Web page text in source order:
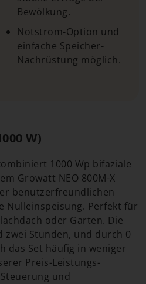
Bewölkung.
Notstrom-Option und
einfache Speicher-
Nachrüstung möglich.
W)
1000 Wp bifaziale
Growatt NEO 800M-X
benutzerfreundlichen
Nulleinspeisung. Perfekt für
oder Garten. Die
zwei Stunden, und durch 0
das Set häufig in weniger
Preis-Leistungs-
und